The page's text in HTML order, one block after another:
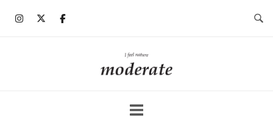
ホ
ー